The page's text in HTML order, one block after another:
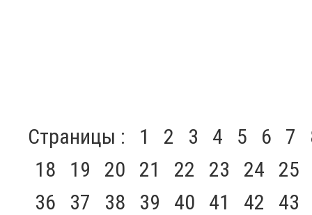
Страницы : 1 2 3 4 5 6 7
18
19 20 21 22 23 24
25
36
37 38 39 40 41 42
43